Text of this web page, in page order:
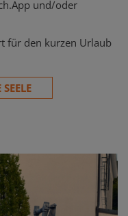
und/oder
für den kurzen Urlaub